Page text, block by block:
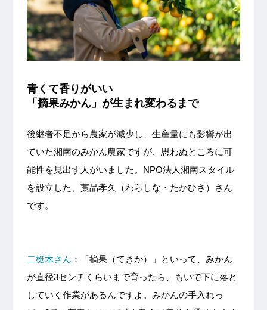
青くて香りがいい
「摘果みかん」が生まれ変わるまで
後継者不足から農家が減少し、生産量にも影響が出
ていた湘南のみかん農家ですが、思わぬところに可
能性を見出す人がいました。NPO法人湘南スタイル
を設立した、藁品孝久（わらしな・たかひさ）さん
です。
二梃木さん ：「摘果（てきか）」といって、みかん
が直径3センチくらいまで育ったら、もいで下に落と
していく作業があるんですよ。みかんの手入れっ